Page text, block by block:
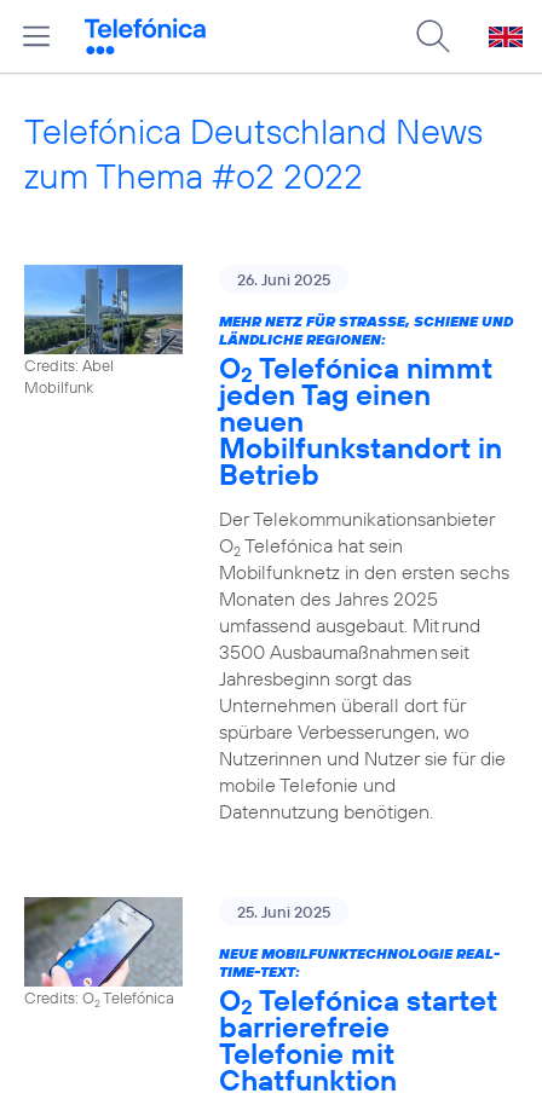
Telefónica Deutschland News
zum Thema #o2 2022
Credits: Abel
Mobilfunk
26. Juni 2025
MEHR NETZ FÜR STRASSE, SCHIENE UND L
ÄNDLICHE REGIONEN:
O2 Telefónica nimmt
jeden Tag einen
neuen
Mobilfunkstandort in
Betrieb
Der Telekommunikationsanbieter
O2Telefónica hat sein
Mobilfunknetz in den ersten sechs
Monaten des Jahres 2025
umfassend ausgebaut. Mit rund
3500 Ausbaumaßnahmen seit
Jahresbeginn sorgt das
Unternehmen überall dort für
spürbare Verbesserungen, wo
Nutzerinnen und Nutzer sie für die
mobile Telefonie und
Datennutzung benötigen.
Credits: O2Telefónica
25. Juni 2025
NEUE MOBILFUNKTECHNOLOGIE REAL-
TIME-TEXT:
O2 Telefónica startet
barrierefreie
Telefonie mit
Chatfunktion